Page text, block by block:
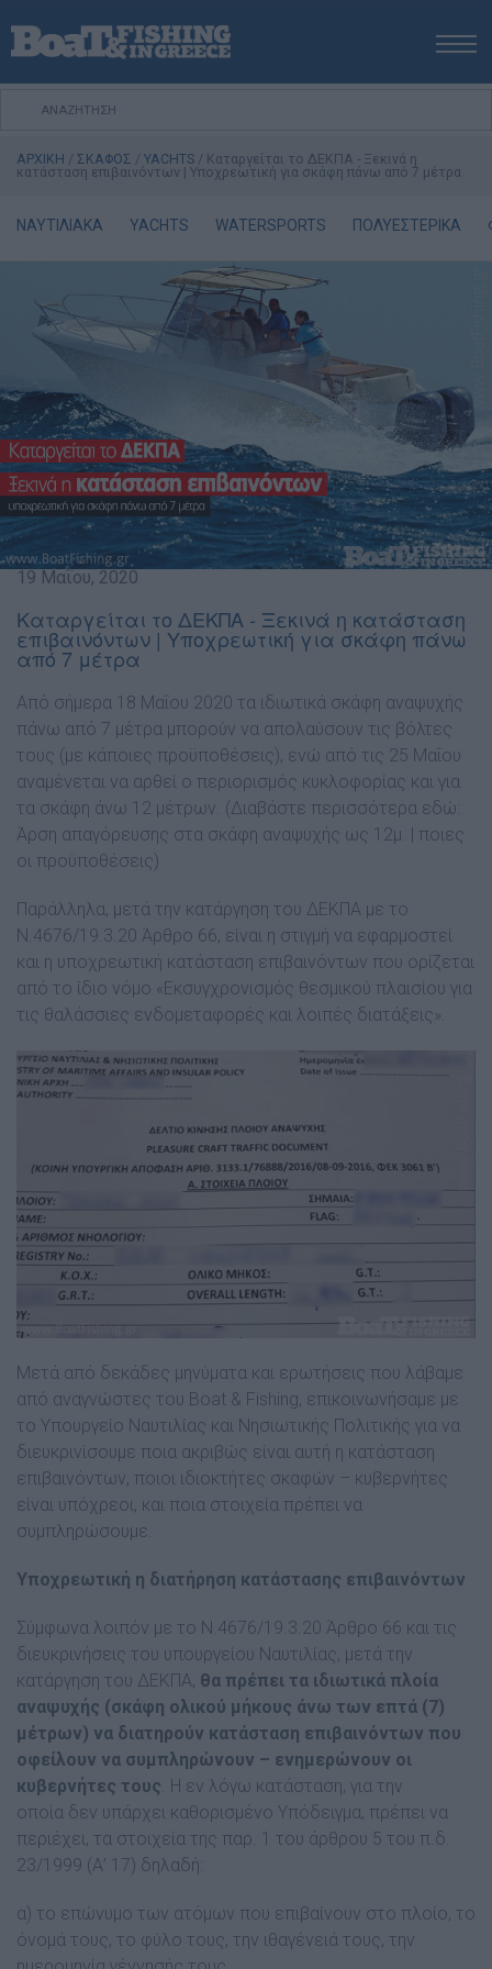
ΑΡΧΙΚΗ
ΕΚΔΟΣΕΙΣ
ΨΑΡΕΜΑ ΑΠΟ ΣΚΑΦΟΣ
ΣΚΑΦΟΣ
VIDEO
ΘΕΣΣΑΛΟΝΙΚΗ BOAT & FISHING SHOW 2025
BOAT & FISHING SHOW 2025
ΑΡΧΙΚΗ / ΣΚΑΦΟΣ / YACHTS / Καταργείται το ΔΕΚΠΑ - Ξεκινά η
κατάσταση επιβαινόντων | Υποχρεωτική για σκάφη πάνω από 7 μέτρα
ΝΑΥΤΙΛΙΑΚΑ YACHTS WATERSPORTS ΠΟΛΥΕΣΤΕΡΙΚΑ
19 Μαΐου, 2020
Καταργείται το ΔΕΚΠΑ - Ξεκινά η κατάσταση
επιβαινόντων | Υποχρεωτική για σκάφη πάνω
από 7 μέτρα
Από σήμερα 18 Μαΐου 2020 τα ιδιωτικά σκάφη αναψυχής
πάνω από 7 μέτρα μπορούν να απολαύσουν τις βόλτες
τους (με κάποιες προϋποθέσεις), ενώ από τις 25 Μαΐου
αναμένεται να αρθεί ο περιορισμός κυκλοφορίας και για
τα σκάφη άνω 12 μέτρων. (Διαβάστε περισσότερα εδώ:
Άρση απαγόρευσης στα σκάφη αναψυχής ως 12μ. | ποιες
οι προϋποθέσεις)
Παράλληλα, μετά την κατάργηση του ΔΕΚΠΑ με το
N.4676/19.3.20 Άρθρο 66, είναι η στιγμή να εφαρμοστεί
και η υποχρεωτική κατάσταση επιβαινόντων που ορίζεται
από το ίδιο νόμο «Εκσυγχρονισμός θεσμικού πλαισίου για
τις θαλάσσιες ενδομεταφορές και λοιπές διατάξεις».
Μετά από δεκάδες μηνύματα και ερωτήσεις που λάβαμε
από αναγνώστες του Boat & Fishing, επικοινωνήσαμε με
το Υπουργείο Ναυτιλίας και Νησιωτικής Πολιτικής για να
διευκρινίσουμε ποια ακριβώς είναι αυτή η κατάσταση
επιβαινόντων, ποιοι ιδιοκτήτες σκαφών – κυβερνήτες
είναι υπόχρεοι, και ποια στοιχεία πρέπει να
συμπληρώσουμε.
Υποχρεωτική η διατήρηση κατάστασης επιβαινόντων
Σύμφωνα λοιπόν με το N.4676/19.3.20 Άρθρο 66 και τις
διευκρινήσεις του υπουργείου Ναυτιλίας, μετά την
κατάργηση του ΔΕΚΠΑ, θα πρέπει τα ιδιωτικά πλοία
αναψυχής (σκάφη ολικού μήκους άνω των επτά (7)
μέτρων) να διατηρούν κατάσταση επιβαινόντων που
οφείλουν να συμπληρώνουν – ενημερώνουν οι
κυβερνήτες τους . Η εν λόγω κατάσταση, για την
οποία δεν υπάρχει καθορισμένο Υπόδειγμα, πρέπει να
περιέχει, τα στοιχεία της παρ. 1 του άρθρου 5 του π.δ.
23/1999 (Α’ 17) δηλαδή:
α) το επώνυμο των ατόμων που επιβαίνουν στο πλοίο, το
όνομά τους, το φύλο τους, την ιθαγένειά τους, την